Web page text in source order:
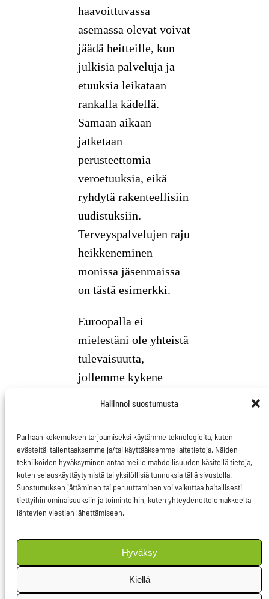
Hallinnoi suostumusta
Parhaan kokemuksen tarjoamiseksi käytämme teknologioita, kuten
evästeitä, tallentaaksemme ja/tai käyttääksemme laitetietoja. Näiden
tekniikoiden hyväksyminen antaa meille mahdollisuuden käsitellä tietoja,
kuten selauskäyttäytymistä tai yksilöllisiä tunnuksia tällä sivustolla.
Suostumuksen jättäminen tai peruuttaminen voi vaikuttaa haitallisesti
tiettyihin ominaisuuksiin ja toimintoihin, kuten yhteydenottolomakkeelta
lähtevien viestien lähettämiseen.
Hyväksy
Kiellä
haavoittuvassa
asemassa olevat voivat
jäädä heitteille, kun
julkisia palveluja ja
etuuksia leikataan
rankalla kädellä.
Samaan aikaan
jatketaan
perusteettomia
veroetuuksia, eikä
ryhdytä rakenteellisiin
uudistuksiin.
Terveyspalvelujen raju
heikkeneminen
monissa jäsenmaissa
on tästä esimerkki.
Euroopalla ei
mielestäni ole yhteistä
tulevaisuutta,
jollemme kykene
osallisuutta ja
oikeuksia. Seuraukset
näkyvät jo nyt sekä
kaduilla että
ääriliikkeiden
huonosta
talouskurista,